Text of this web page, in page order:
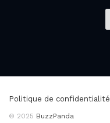
Politique de confidentialité
© 2025 BuzzPanda